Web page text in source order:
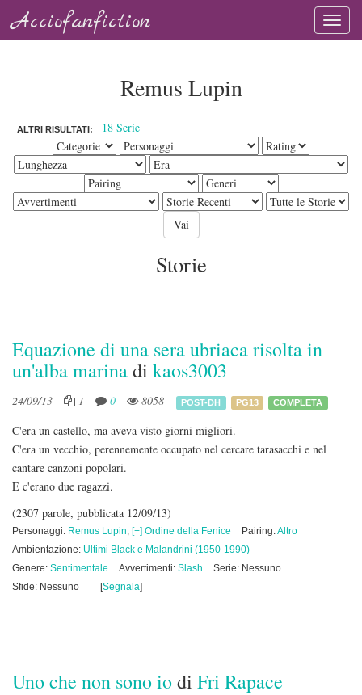
Acciofanfiction
Remus Lupin
ALTRI RISULTATI: 18 Serie
Storie
Equazione di una sera ubriaca risolta in
un'alba marinadi kaos3003
24/09/13 1 0 8058 POST-DH PG13 COMPLETA
C'era un castello, ma aveva visto giorni migliori.
C'era un vecchio, perennemente occupato nel cercare tarasacchi e nel
cantare canzoni popolari.
E c'erano due ragazzi.
(2307 parole, pubblicata 12/09/13)
Personaggi: Remus Lupin, [+] Ordine della Fenice Pairing:Altro
Ambientazione: Ultimi Black e Malandrini (1950-1990)
Genere: Sentimentale Avvertimenti: Slash
Serie: Nessuno
Sfide: Nessuno
[Segnala]
Uno che non sono iodi Fri Rapace